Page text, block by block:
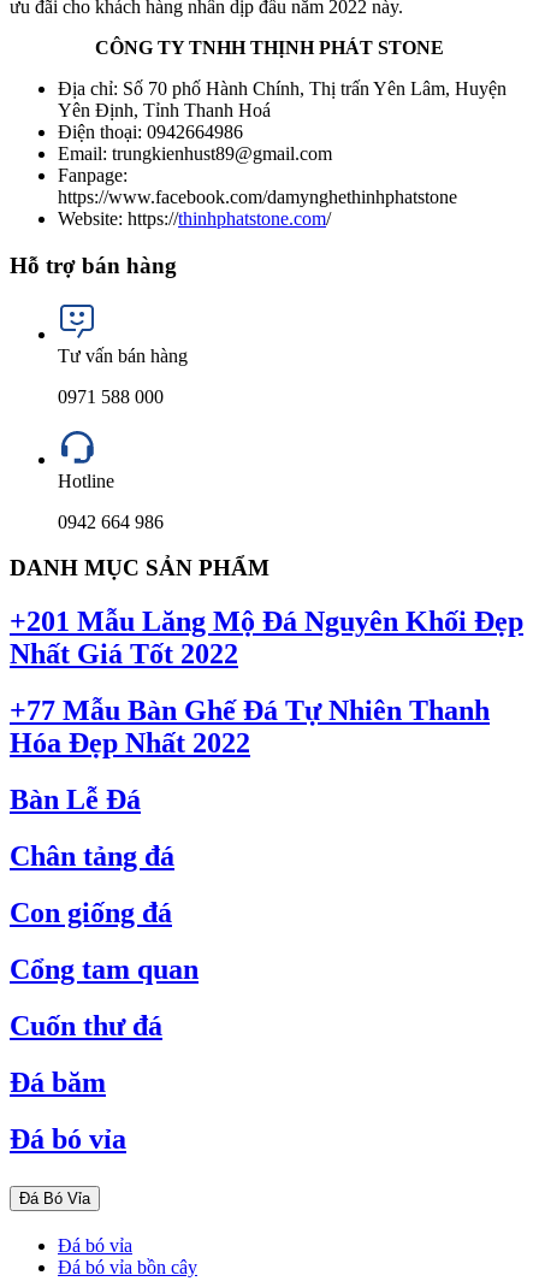
ưu đãi cho khách hàng nhân dịp đầu năm 2022 này.
CÔNG TY TNHH THỊNH PHÁT STONE
Địa chỉ: Số 70 phố Hành Chính, Thị trấn Yên Lâm, Huyện
Yên Định, Tỉnh Thanh Hoá
Điện thoại: 0942664986
Email: trungkienhust89@gmail.com
Fanpage:
https://www.facebook.com/damynghethinhphatstone
Website: https://thinhphatstone.com/
Hỗ trợ bán hàng
Tư vấn bán hàng
0971 588 000
Hotline
0942 664 986
DANH MỤC SẢN PHẨM
+201 Mẫu Lăng Mộ Đá Nguyên Khối Đẹp
Nhất Giá Tốt 2022
+77 Mẫu Bàn Ghế Đá Tự Nhiên Thanh
Hóa Đẹp Nhất 2022
Bàn Lễ Đá
Chân tảng đá
Con giống đá
Cổng tam quan
Cuốn thư đá
Đá băm
Đá bó vỉa
Đá Bó Vỉa
Đá bó vỉa
Đá bó vỉa bồn cây